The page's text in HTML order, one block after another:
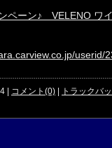
ペーン♪ VELENO ワ
userid/
| コメント(0) トラックバ